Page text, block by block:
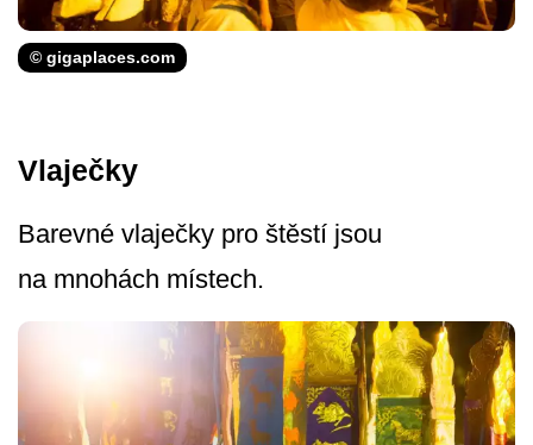
© gigaplaces.com
Vlaječky
Barevné vlaječky pro štěstí jsou
na mnohách místech.